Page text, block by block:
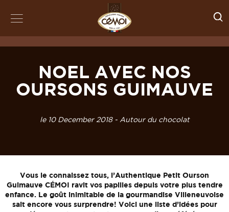
NOEL AVEC NOS
OURSONS GUIMAUVE
le 10 December 2018 - Autour du chocolat
Vous le connaissez tous, l’Authentique Petit Ourson
Guimauve CÉMOI ravit vos papilles depuis votre plus tendre
enfance. Le goût inimitable de la gourmandise Villeneuvoise
sait encore vous surprendre! Voici une liste d’idées pour